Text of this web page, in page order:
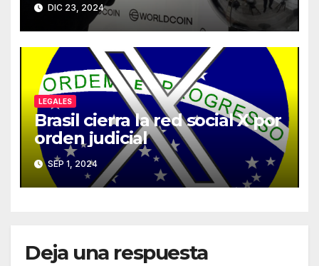
DIC 23, 2024
LEGALES
Brasil cierra la red social X por
orden judicial
SEP 1, 2024
Deja una respuesta